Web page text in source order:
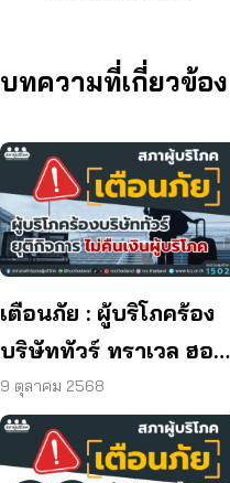
บทความที่เกี่ยวข้อง
เตือนภัย : ผู้บริโภคร้อง
บริษัททัวร์ ทราเวล ฮอลิ
เดย์ ยุติกิจการ ไม่คืนเงิน
ผู้บริโภค
9 ตุลาคม 2568